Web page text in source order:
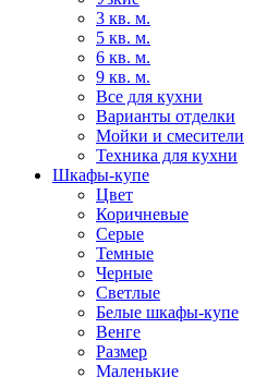
3 кв. м.
5 кв. м.
6 кв. м.
9 кв. м.
Все для кухни
Варианты отделки
Мойки и смесители
Техника для кухни
Шкафы-купе
Цвет
Коричневые
Серые
Темные
Черные
Светлые
Белые шкафы-купе
Венге
Размер
Маленькие